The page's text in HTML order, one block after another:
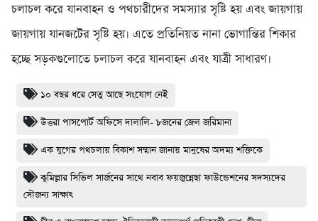
চলাচল করে যানবাহন ও পথচারীদের সমস্যার সৃষ্টি হয় এবং জায়গায়
জায়গায় যানজটের সৃষ্টি হয়। এতে প্রতিনিয়ত নানা ভোগান্তির শিকার
হচ্ছে সড়কগুলোতে চলাচল করে যানবাহন এবং যাত্রী সাধারণ।
১০ বছর ধরে সেতু আছে সংযোগ নেই
উত্তরা পাসপোর্ট অফিসে দালালি- ৮জনের জেল জরিমানা
এক যুগের পথচলায় বিকাশ সম্মান জানায় মানুষের অদম্য শক্তিকে
কুমিল্লার সিভিল সার্জনের সাথে নবাব ফয়জুন্নেছা ফাউন্ডেশনের সদস্যদের
সৌজন্য সাক্ষাৎ